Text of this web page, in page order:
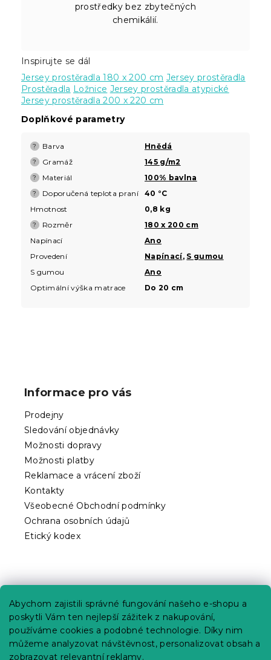
Abychom zajistili správné fungování našeho e-shopu a
poskytli Vám ten nejlepší zážitek z nakupování,
používáme cookies a podobné technologie. Díky nim
můžeme analyzovat návštěvnost, personalizovat obsah a
zobrazovat relevantní reklamy.
prostředky bez zbytečných
chemikálií.
Inspirujte se dál
Jersey prostěradla 180 x 200 cm Jersey prostěradla
Prostěradla Ložnice Jersey prostěradla atypické
Jersey prostěradla 200 x 220 cm
Doplňkové parametry
? Barva Hnědá
? Gramáž 145 g/m2
? Materiál 100% bavlna
? Doporučená teplota praní
40 °C
Hmotnost
0,8 kg
? Rozměr
180 x 200 cm
Napínací
Ano
Provedení
Napínací, S gumou
S gumou
Ano
Optimální výška matrace
Do 20 cm
Informace pro vás
Prodejny
Sledování objednávky
Možnosti dopravy
Možnosti platby
Reklamace a vrácení zboží
Kontakty
Všeobecné Obchodní podmínky
Ochrana osobních údajů
Etický kodex
Kariéra
Poptávky a B2B spolupráce
Proč se u nás registrovat?